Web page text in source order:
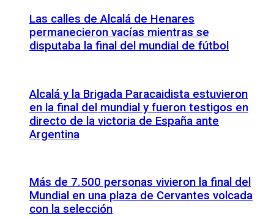
Las calles de Alcalá de Henares
permanecieron vacías mientras se
disputaba la final del mundial de fútbol
Alcalá y la Brigada Paracaidista estuvieron
en la final del mundial y fueron testigos en
directo de la victoria de España ante
Argentina
Más de 7.500 personas vivieron la final del
Mundial en una plaza de Cervantes volcada
con la selección